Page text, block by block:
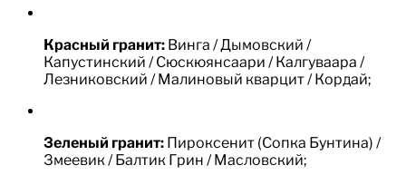
Красный гранит: Винга / Дымовский /
Капустинский / Сюскюянсаари / Калгуваара /
Лезниковский / Малиновый кварцит / Кордай;
Зеленый гранит: Пироксенит (Сопка Бунтина) /
Змеевик / Балтик Грин / Масловский;